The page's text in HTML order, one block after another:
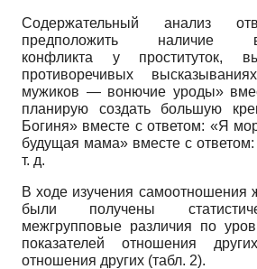
Содержательный анализ
предположить наличие
конфликта у проституток,
противоречивых
мужиков — вонючие уроды»
планирую создать большую
Богиня» вместе с ответом: «Я
будущая мама» вместе с
т. д.
В ходе изучения самоотношения
были получены
межгрупповые различия по
показателей отношения
отношения других (табл. 2).